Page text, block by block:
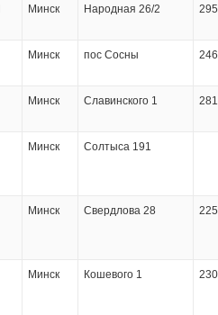
Минск Народная 26/2
Минск пос Сосны
Минск Славинского 1
Минск Солтыса 191
Минск Свердлова 28
Минск Кошевого 1